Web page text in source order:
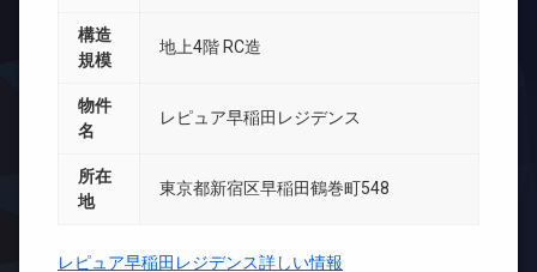
構造
規模
地上4階 RC造
物件
名
レピュア早稲田レジデンス
所在
地
東京都新宿区早稲田鶴巻町548
レピュア早稲田レジデンス詳しい情報